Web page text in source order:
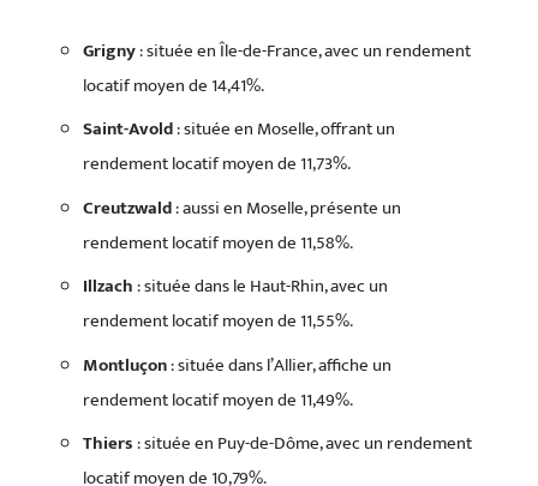
Grigny: située en Île-de-France, avec un rendement
locatif moyen de 14,41%.
Saint-Avold: située en Moselle, offrant un
rendement locatif moyen de 11,73%.
Creutzwald: aussi en Moselle, présente un
rendement locatif moyen de 11,58%.
Illzach: située dans le Haut-Rhin, avec un
rendement locatif moyen de 11,55%.
Montluçon: située dans l’Allier, affiche un
rendement locatif moyen de 11,49%.
Thiers: située en Puy-de-Dôme, avec un rendement
locatif moyen de 10,79%.